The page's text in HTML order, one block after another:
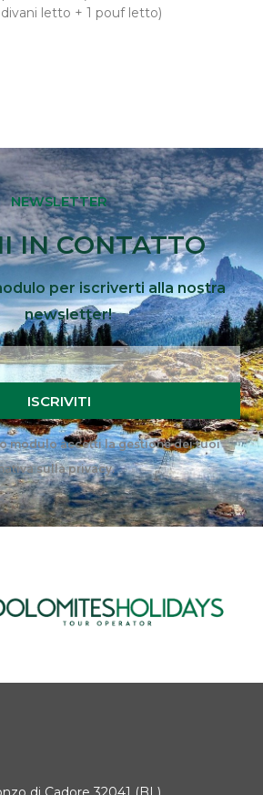
letto + 1 pouf letto)
NEWSLETTER
IN CONTATTO
per iscriverti alla nostra
newsletter!
modulo accetti la gestione dei tuoi
sulla privacy.
ISCRIVITI